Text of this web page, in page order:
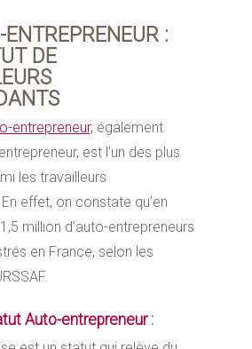
ENTREPRENEUR :
DE
entrepreneur, également
est l’un des plus
les travailleurs
effet, on constate qu’en
million d’auto-entrepreneurs
en France, selon les
Auto-entrepreneur :